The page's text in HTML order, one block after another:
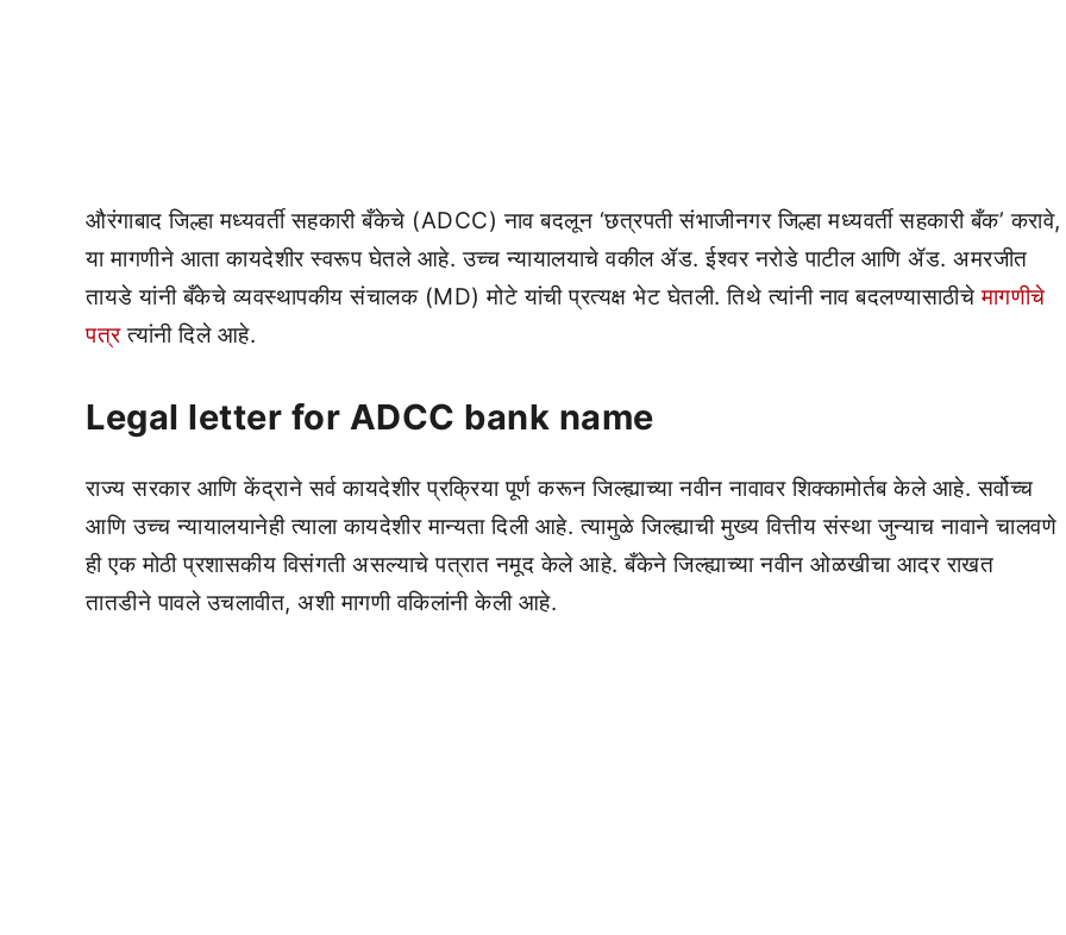
औरंगाबाद जिल्हा मध्यवर्ती सहकारी बँकेचे (ADCC) नाव बदलून ‘छत्रपती संभाजीनगर जिल्हा मध्यवर्ती सहकारी बँक’ करावे,
या मागणीने आता कायदेशीर स्वरूप घेतले आहे. उच्च न्यायालयाचे वकील ॲड. ईश्वर नरोडे पाटील आणि ॲड. अमरजीत
तायडे यांनी बँकेचे व्यवस्थापकीय संचालक (MD) मोटे यांची प्रत्यक्ष भेट घेतली. तिथे त्यांनी नाव बदलण्यासाठीचेमागणीचे
पत्रत्यांनी दिले आहे.
Legal letter for ADCC bank name
राज्य सरकार आणि केंद्राने सर्व कायदेशीर प्रक्रिया पूर्ण करून जिल्ह्याच्या नवीन नावावर शिक्कामोर्तब केले आहे. सर्वोच्च
आणि उच्च न्यायालयानेही त्याला कायदेशीर मान्यता दिली आहे. त्यामुळे जिल्ह्याची मुख्य वित्तीय संस्था जुन्याच नावाने चालवणे
ही एक मोठी प्रशासकीय विसंगती असल्याचे पत्रात नमूद केले आहे. बँकेने जिल्ह्याच्या नवीन ओळखीचा आदर राखत
तातडीने पावले उचलावीत, अशी मागणी वकिलांनी केली आहे.